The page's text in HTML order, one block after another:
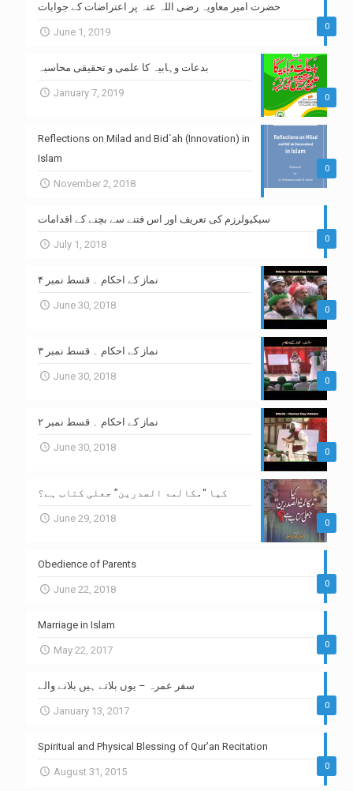
0
حضرت امیر معاویہ رضی اللہ عنہ پر اعتراضات کے جوابات
June 1, 2019
0
بدعات وہابیہ کا علمی و تحقیقی محاسبہ
January 7, 2019
0
Reflections on Milad and Bid`ah (Innovation) in
Islam
November 2, 2018
0
سیکیولرزم کی تعریف اور اس فتنے سے بچنے کے اقدامات
July 1, 2018
0
نماز کے احکام ۔ قسط نمبر ۴
June 30, 2018
0
نماز کے احکام ۔ قسط نمبر ۳
June 30, 2018
0
نماز کے احکام ۔ قسط نمبر ۲
June 30, 2018
0
کیا “مکالمۃ الصدرین” جعلی کتاب ہے؟
June 29, 2018
0
Obedience of Parents
June 22, 2018
0
Marriage in Islam
May 22, 2017
0
سفر عمرہ – یوں بلاتے ہیں بلانے والے
January 13, 2017
0
Spiritual and Physical Blessing of Qur’an Recitation
August 31, 2015